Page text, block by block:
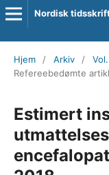
Nordisk
Hjem / Arkiv /
Refereebedømte
Estimert